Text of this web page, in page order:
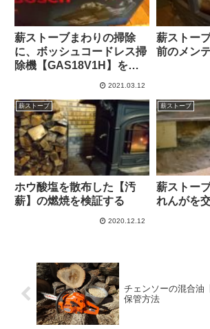
薪ストーブまわりの掃除
に、ボッシュコードレス掃
除機【GAS18V1H】を導
2021.03.12
薪ストー
前のメン
薪ストーブ
ホウ酸塩を散布した【汚
薪】の燃焼を検証する
2020.12.12
薪ストーブ
薪ストー
れんがを
チェンソーの混合油
保管方法